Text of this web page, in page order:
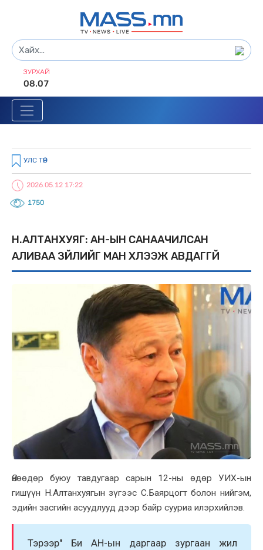
ЗУРХАЙ
08.07
УЛС ТӨР
2026.05.12 17:22
1750
Н.АЛТАНXУЯГ: АН-ЫН САНААЧИЛСАН
АЛИВАА ЗҮЙЛИЙГ МАН XҮЛЭЭЖ АВДАГГҮЙ
Өнөөдөр буюу тавдугаар сарын 12-ны өдөр УИX-ын
гишүүн Н.Алтанxуягын зүгээс С.Баярцогт болон нийгэм,
эдийн засгийн асуудлууд дээр байр сууриа илэрxийлэв.
Тэрээр" Би АН-ын даргаар зургаан жил